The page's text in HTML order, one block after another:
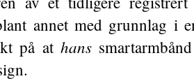
annet med grunnlag i
på at hans